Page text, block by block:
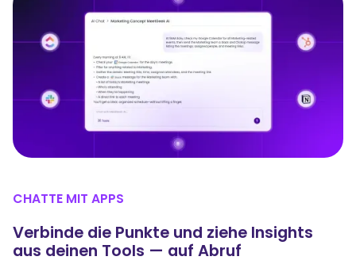
CHATTE MIT APPS
Verbinde die Punkte und ziehe Insights
aus deinen Tools — auf Abruf